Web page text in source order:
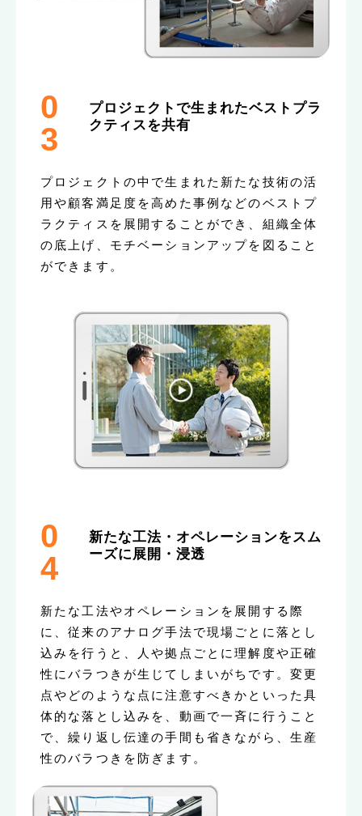
0
3
プロジェクトで生まれたベストプラ
クティスを共有
プロジェクトの中で生まれた新たな技術の活
用や顧客満足度を高めた事例などのベストプ
ラクティスを展開することができ、組織全体
の底上げ、モチベーションアップを図ること
ができます。
0
4
新たな工法・オペレーションをスム
ーズに展開・浸透
新たな工法やオペレーションを展開する際
に、従来のアナログ手法で現場ごとに落とし
込みを行うと、人や拠点ごとに理解度や正確
性にバラつきが生じてしまいがちです。変更
点やどのような点に注意すべきかといった具
体的な落とし込みを、動画で一斉に行うこと
で、繰り返し伝達の手間も省きながら、生産
性のバラつきを防ぎます。